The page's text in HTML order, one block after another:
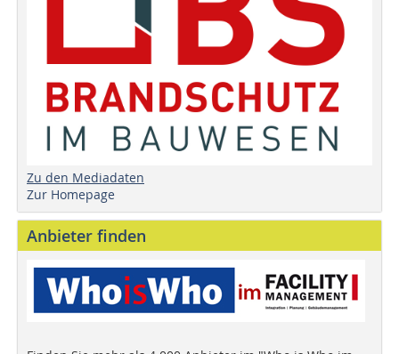
Zu den Mediadaten
Zur Homepage
Anbieter finden